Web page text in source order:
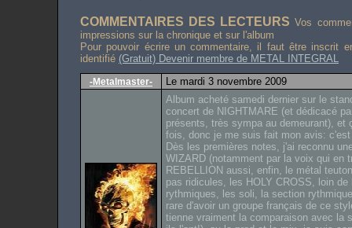
COMMENTAIRES DES LECTEURS Vos
impressions sur la chronique et sur l'album
Pour pouvoir écrire un commentaire, il faut être inscrit
identifié (Gratuit) Devenir membre de METAL INTEGRAL
-Metalmaster-
Le mardi 3 novembre 2009
Album acheté samedi dernier sur le
concert de NIGHTMARE (et dédicacé
présents, très sympa au demeurant), et
fois, donc je me suis fait mon avis:
Dès les premières notes, j'ai reconnu
WIZARD (notamment par la voix qui en
REBELLION aussi, enfin, le métal
pas ridicules, les HOLY CROSS, loin
rythmiques, les soli, la section
rare d'avoir un groupe français de ce
tienne vraiment la comparaison avec la